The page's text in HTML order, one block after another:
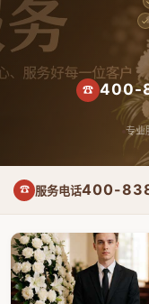
☎ 400-
专业
☎ 服务电话400-